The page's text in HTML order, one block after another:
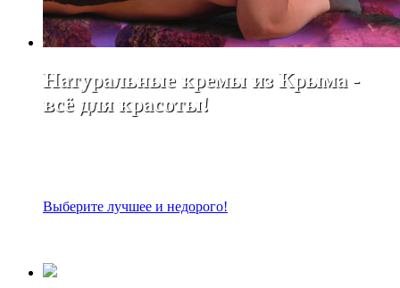
Натуральные кремы из Крыма -
всё для красоты!
Выберите лучшее и недорого!